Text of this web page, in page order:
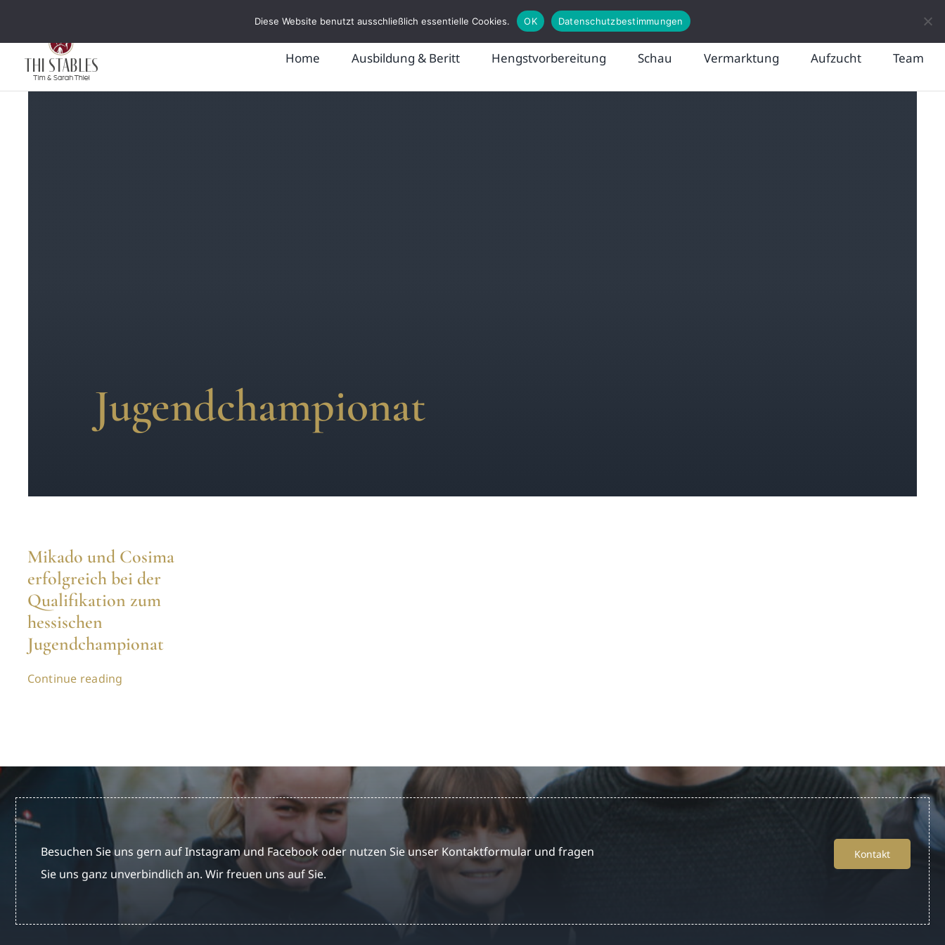
springen
Home Ausbildung & Beritt Hengstvorbereitung Schau Vermarktung Aufzucht Team
Jugendchampionat
Mikado und Cosima
erfolgreich bei der
Qualifikation zum
hessischen
Jugendchampionat
Continue reading
Besuchen Sie uns gern auf Instagram und Facebook oder nutzen Sie unser Kontaktformular und fragen
Sie uns ganz unverbindlich an. Wir freuen uns auf Sie.
Kontakt
Diese Website benutzt ausschließlich essentielle Cookies. OK Datenschutzbestimmungen